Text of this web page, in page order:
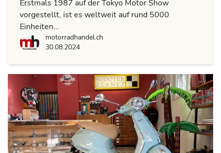
Erstmals 1987 auf der Tokyo Motor Show
vorgestellt, ist es weltweit auf rund 5000
Einheiten...
motorradhandel.ch
motorradhandel.ch
30.08.2024